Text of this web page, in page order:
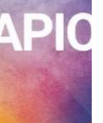
ΑΓΙΟΥ ΔΗΜΗΤΡΙΟΥ
με 10 αθλητές-τριες